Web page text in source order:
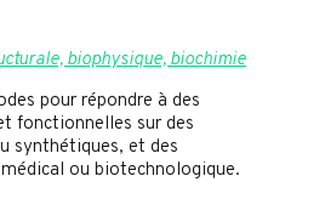
biophysique, biochimie
pour répondre à des
fonctionnelles sur des
synthétiques, et des
ou biotechnologique.